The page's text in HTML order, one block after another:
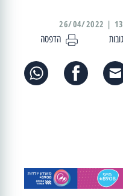
הדפסה
13:56